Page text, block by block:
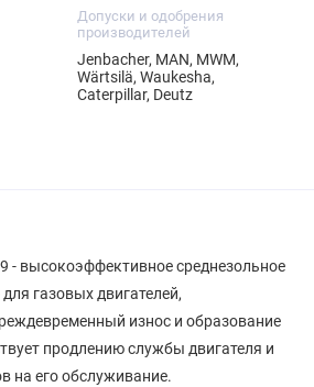
Допуски и одобрения
производителей
Jenbacher, MAN, MWM,
Wärtsilä, Waukesha,
Caterpillar, Deutz
9 - высокоэффективное среднезольное
газовых двигателей,
износ и образование
продлению службы двигателя и
на его обслуживание.